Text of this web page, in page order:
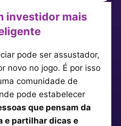
investidor mais
pode ser assustador,
novo no jogo. É por isso
comunidade de
pode estabelecer
que pensam da
e partilhar dicas e